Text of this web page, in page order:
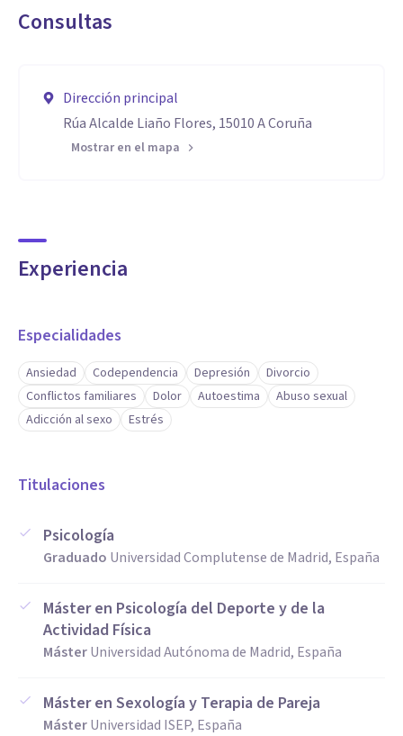
Consultas
Dirección principal
Rúa Alcalde Liaño Flores, 15010 A Coruña
Mostrar en el mapa
Experiencia
Especialidades
Ansiedad Codependencia Depresión
Divorcio
Conflictos familiares
Dolor Autoestima
Abuso sexual
Adicción al sexo
Estrés
Titulaciones
Psicología
Graduado Universidad Complutense de Madrid, España
Máster en Psicología del Deporte y de la
Actividad Física
MásterUniversidad Autónoma de Madrid, España
Máster en Sexología y Terapia de Pareja
MásterUniversidad ISEP, España